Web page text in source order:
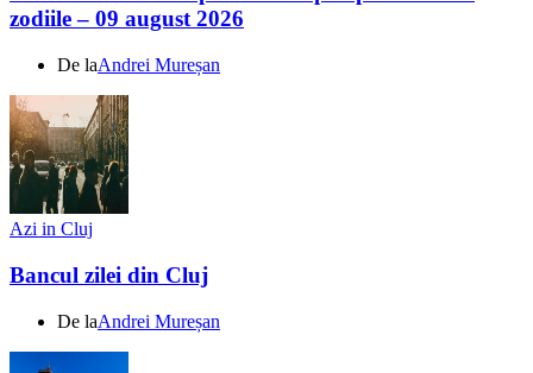
zodiile – 09 august 2026
De laAndrei Mureșan
Azi in Cluj
Bancul zilei din Cluj
De laAndrei Mureșan